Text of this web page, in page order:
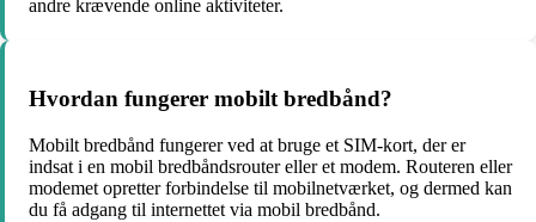
andre krævende online aktiviteter.
Hvordan fungerer mobilt bredbånd?
Mobilt bredbånd fungerer ved at bruge et SIM-kort, der er
indsat i en mobil bredbåndsrouter eller et modem. Routeren eller
modemet opretter forbindelse til mobilnetværket, og dermed kan
du få adgang til internettet via mobil bredbånd.